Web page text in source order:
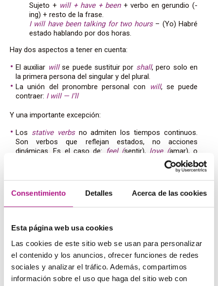
Consentimiento Detalles Acerca de las cookies
Esta página web usa cookies
Las cookies de este sitio web se usan para personalizar
el contenido y los anuncios, ofrecer funciones de redes
sociales y analizar el tráfico. Además, compartimos
información sobre el uso que haga del sitio web con
Sujeto + will + have + been+ verbo en gerundio (-
ing) + resto de la frase.
I will have been talking for two hours– (Yo) Habré
estado hablando por dos horas.
Hay dos aspectos a tener en cuenta:
El auxiliar willse puede sustituir por shall, pero solo en
la primera persona del singular y del plural.
La unión del pronombre personal con
will, se puede
contraer: I will — I’ll
Y una importante excepción:
Los stative verbsno admiten los tiempos continuos.
Son verbos que reflejan estados, no acciones
dinámicas. Es el caso de:
feel (sentir), love (amar), o
conocer), entre otros. En estos casos, el verbo
By the time I finish university I will have known
Hannah for five years– Para cuando acabe la
universidad habré conocido a Hannah por cinco
La forma negativa del futuro perfecto continuo se
construye añadiendo el adverbionotentre el auxiliarwilly
el auxiliar
have
. La estructura queda así:
Sujeto +will/shall + not + have + been+ verbo en
gerundio + resto de la frase.